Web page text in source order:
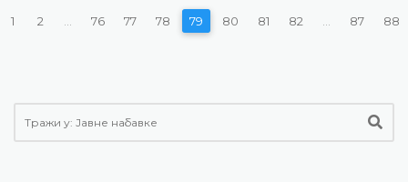
1 2 76 77 78 79 80 81 82 87 88